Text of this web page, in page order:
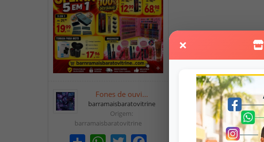
×
Fones de ouvi...
barramaisbaratovitrine
Origem:
barramaisbaratovitrine